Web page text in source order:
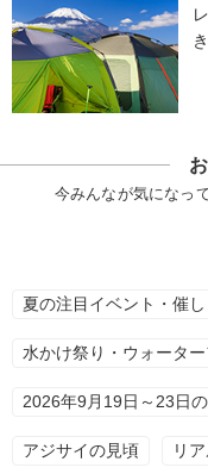
今みんなが気になっ
夏の注目イベント・催
水かけ祭り・ウォーター
2026年9月19日～23日
アジサイの見頃 リ